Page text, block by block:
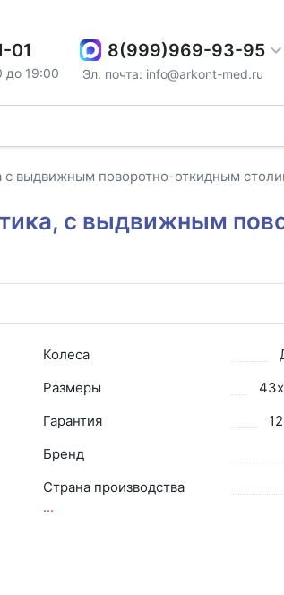
01
до 19:00
8(999)969-93-95
Эл. почта: info@arkont-med.ru
с выдвижным поворотно-откидным
с выдвижным
Колеса
Размеры
Гарантия
Бренд
Страна производства
...